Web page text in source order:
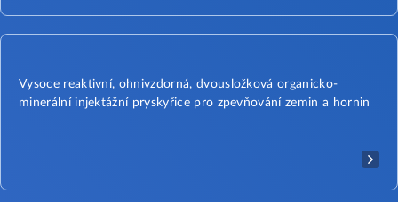
Vysoce reaktivní, ohnivzdorná, dvousložková organicko-
minerální injektážní pryskyřice pro zpevňování zemin a hornin